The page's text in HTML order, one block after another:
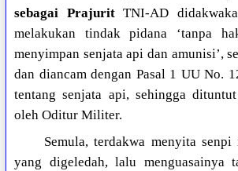
sebagai PrajuritTNI-AD
melakukan tindak pidana ‘tanpa
menyimpan senjata api dan amunisi’,
dan diancam dengan Pasal 1 UU No.
tentang senjata api, sehingga
oleh Oditur Militer.
Semula, terdakwa menyita
yang digeledah, lalu menguasainya